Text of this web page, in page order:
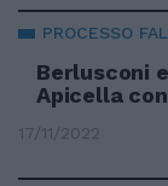
PROCESSO
Berlusconi
Apicella
17/11/2022